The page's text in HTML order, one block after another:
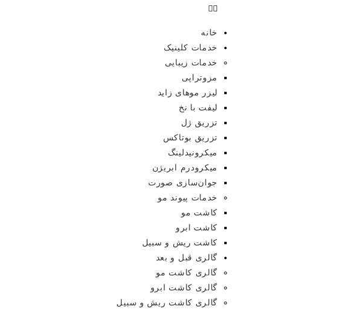
خانه
خدمات کلینیک
خدمات زیبایی
مزوتراپی
لیزر موهای زاید
لیفت با نخ
تزریق ژل
تزریق بوتاکس
میکرونیدلینگ
میکرودرم ابریژن
جوان‌سازی صورت
خدمات پیوند مو
کاشت مو
کاشت ابرو
کاشت ریش و سبیل
گالری قبل و بعد
گالری کاشت مو
گالری کاشت ابرو
گالری کاشت ریش و سبیل